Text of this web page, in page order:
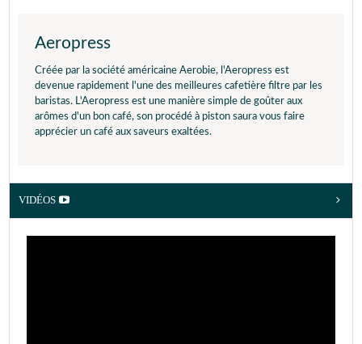
Aeropress
Créée par la société américaine Aerobie, l'Aeropress est
devenue rapidement l'une des meilleures cafetière filtre par les
baristas. L'Aeropress est une manière simple de goûter aux
arômes d'un bon café, son procédé à piston saura vous faire
apprécier un café aux saveurs exaltées.
VIDÉOS